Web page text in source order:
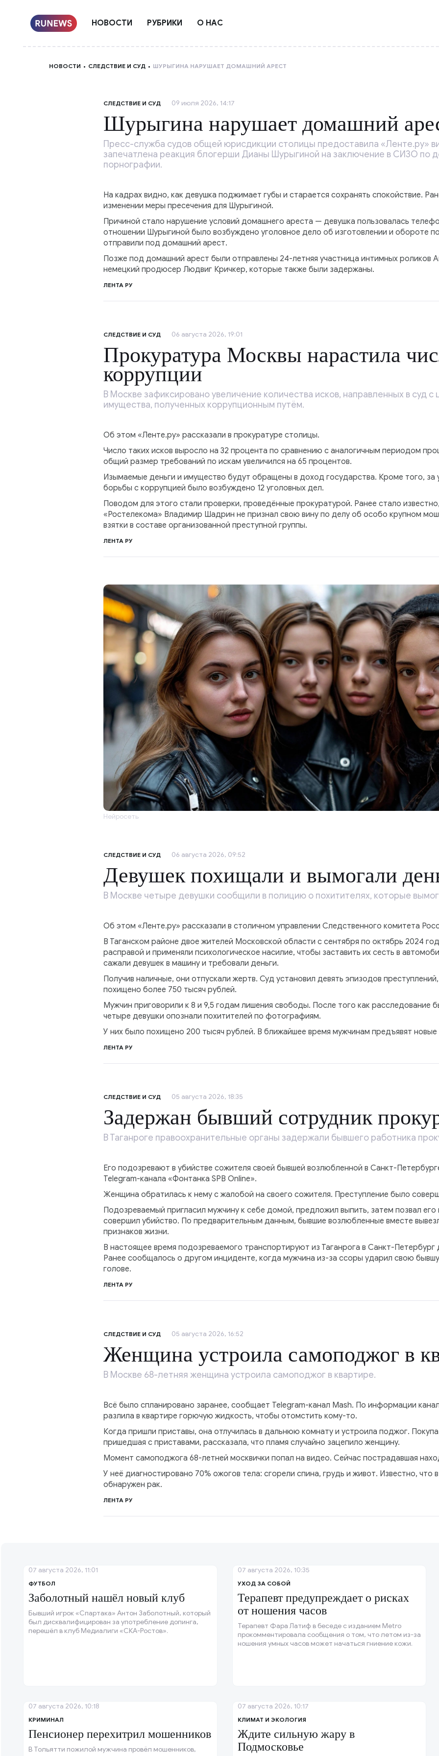
НОВОСТИ РУБРИКИ О НАС
НОВОСТИ СЛЕДСТВИЕ И СУД ШУРЫГИНА НАРУШАЕТ ДОМАШНИЙ АРЕСТ
СЛЕДСТВИЕ И СУД 09 июля 2026, 14:17
Шурыгина нарушает домашний
Пресс-служба судов общей юрисдикции столицы предоставила «Ленте.ру»
запечатлена реакция блогерши Дианы Шурыгиной на заключение в СИЗО по
порнографии.
На кадрах видно, как девушка поджимает губы и старается сохранять спокойствие.
изменении меры пресечения для Шурыгиной.
Причиной стало нарушение условий домашнего ареста — девушка пользовалась
отношении Шурыгиной было возбуждено уголовное дело об изготовлении и обороте
отправили под домашний арест.
Позже под домашний арест были отправлены 24-летняя участница интимных роликов
немецкий продюсер Людвиг Кричкер, которые также были задержаны.
ЛЕНТА РУ
СЛЕДСТВИЕ И СУД 06 августа 2026, 19:01
Прокуратура Москвы нарастила
коррупции
В Москве зафиксировано увеличение количества исков, направленных в суд
имущества, полученных коррупционным путём.
Об этом «Ленте.ру» рассказали в прокуратуре столицы.
Число таких исков выросло на 32 процента по сравнению с аналогичным периодом
общий размер требований по искам увеличился на 65 процентов.
Изымаемые деньги и имущество будут обращены в доход государства. Кроме того, за
борьбы с коррупцией было возбуждено 12 уголовных дел.
Поводом для этого стали проверки, проведённые прокуратурой. Ранее стало
«Ростелекома» Владимир Шадрин не признал свою вину по делу об особо крупном
взятки в составе организованной преступной группы.
ЛЕНТА РУ
Нейросеть
СЛЕДСТВИЕ И СУД 06 августа 2026, 09:52
Девушек похищали и вымогали
В Москве четыре девушки сообщили в полицию о похитителях, которые
Об этом «Ленте.ру» рассказали в столичном управлении Следственного комитета
В Таганском районе двое жителей Московской области с сентября по октябрь 2024
расправой и применяли психологическое насилие, чтобы заставить их сесть в
сажали девушек в машину и требовали деньги.
Получив наличные, они отпускали жертв. Суд установил девять эпизодов
похищено более 750 тысяч рублей.
Мужчин приговорили к 8 и 9,5 годам лишения свободы. После того как
четыре девушки опознали похитителей по фотографиям.
У них было похищено 200 тысяч рублей. В ближайшее время мужчинам предъявят новые
ЛЕНТА РУ
СЛЕДСТВИЕ И СУД 05 августа 2026, 18:35
Задержан бывший сотрудник
В Таганроге правоохранительные органы задержали бывшего работника
Его подозревают в убийстве сожителя своей бывшей возлюбленной в Санкт-
Telegram-канала «Фонтанка SPB Online».
Женщина обратилась к нему с жалобой на своего сожителя. Преступление было
Подозреваемый пригласил мужчину к себе домой, предложил выпить, затем позвал его
совершил убийство. По предварительным данным, бывшие возлюбленные вместе
признаков жизни.
В настоящее время подозреваемого транспортируют из Таганрога в Санкт-
Ранее сообщалось о другом инциденте, когда мужчина из-за ссоры ударил свою
голове.
ЛЕНТА РУ
СЛЕДСТВИЕ И СУД 05 августа 2026, 16:52
Женщина устроила самоподжог в
В Москве 68-летняя женщина устроила самоподжог в квартире.
Всё было спланировано заранее, сообщает Telegram-канал Mash. По информации
разлила в квартире горючую жидкость, чтобы отомстить кому-то.
Когда пришли приставы, она отлучилась в дальнюю комнату и устроила поджог.
пришедшая с приставами, рассказала, что пламя случайно зацепило женщину.
Момент самоподжога 68-летней москвички попал на видео. Сейчас пострадавшая
У неё диагностировано 70% ожогов тела: сгорели спина, грудь и живот. Известно, что
обнаружен рак.
ЛЕНТА РУ
ФУТБОЛ
Заболотный нашёл новый клуб
Бывший игрок «Спартака» Антон Заболотный, который
был дисквалифицирован за употребление допинга,
перешёл в клуб Медиалиги «СКА-Ростов».
07 августа 2026, 11:01
УХОД ЗА СОБОЙ
Терапевт предупреждает о рисках
от ношения часов
Терапевт Фара Латиф в беседе с изданием Metro
прокомментировала сообщения о том, что летом из-за
ношения умных часов может начаться гниение кожи.
07 августа 2026, 10:35
КРИМИНАЛ
Пенсионер перехитрил мошенников
В Тольятти пожилой мужчина провёл мошенников,
07 августа 2026, 10:18
КЛИМАТ И ЭКОЛОГИЯ
Ждите сильную жару в
Подмосковье
07 августа 2026, 10:17